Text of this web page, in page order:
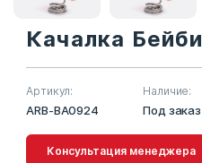
Качалка Бейби
Артикул:
ARB-BA0924
Наличие:
Под заказ
Консультация менеджера